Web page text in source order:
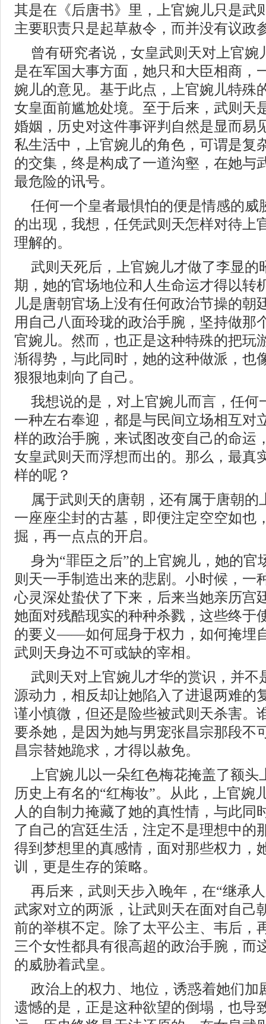
其是在《后唐书》里，上官婉儿只是武
主要职责只是起草赦令，而并没有议政
曾有研究者说，女皇武则天对上官婉
是在军国大事方面，她只和大臣相商，
婉儿的意见。基于此点，上官婉儿特殊
女皇面前尴尬处境。至于后来，武则天
婚姻，历史对这件事评判自然是显而易
私生活中，上官婉儿的角色，可谓是复
的交集，终是构成了一道沟壑，在她与
最危险的讯号。
任何一个皇者最惧怕的便是情感的威
的出现，我想，任凭武则天怎样对待上
理解的。
武则天死后，上官婉儿才做了李显的
期，她的官场地位和人生命运才得以转
儿是唐朝官场上没有任何政治节操的朝
用自己八面玲珑的政治手腕，坚持做那
官婉儿。然而，也正是这种特殊的把玩
渐得势，与此同时，她的这种做派，也
狠狠地刺向了自己。
我想说的是，对上官婉儿而言，任何
一种左右奉迎，都是与民间立场相互对
样的政治手腕，来试图改变自己的命运
女皇武则天而浮想而出的。那么，最真
样的呢？
属于武则天的唐朝，还有属于唐朝的
一座座尘封的古墓，即便注定空空如也
掘，再一点点的开启。
身为“罪臣之后”的上官婉儿，她的官
则天一手制造出来的悲剧。小时候，一
心灵深处蛰伏了下来，后来当她亲历宫
她面对残酷现实的种种杀戮，这些终于
的要义——如何屈身于权力，如何掩埋
武则天身边不可或缺的宰相。
武则天对上官婉儿才华的赏识，并不
源动力，相反却让她陷入了进退两难的
谨小慎微，但还是险些被武则天杀害。
要杀她，是因为她与男宠张昌宗那段不
昌宗替她跪求，才得以赦免。
上官婉儿以一朵红色梅花掩盖了额
历史上有名的“红梅妆”。从此，上官婉
人的自制力掩藏了她的真性情，与此同
了自己的宫廷生活，注定不是理想中的
得到梦想里的真感情，面对那些权力，
训，更是生存的策略。
再后来，武则天步入晚年，在“继承
武家对立的两派，让武则天在面对自己
前的举棋不定。除了太平公主、韦后，
三个女性都具有很高超的政治手腕，而
的威胁着武皇。
政治上的权力、地位，诱惑着她们加
遗憾的是，正是这种欲望的倒塌，也导